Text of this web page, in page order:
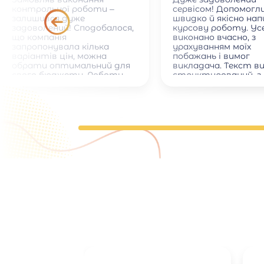
контрольної роботи –
залишився дуже
задоволений! Сподобалося,
що компанія
запропонувала кілька
варіантів цін, можна
обрати оптимальний для
свого бюджету. Роботу
Окремо хочу відзначити
ввічливе та оперативне
спілкування з менеджером.
сервісом!
швидко й якісно
курсову роботу.
виконано вчасно, з
урахуванням моїх
побажань і вимог
викладача. Текст
структурований, з
запитання.